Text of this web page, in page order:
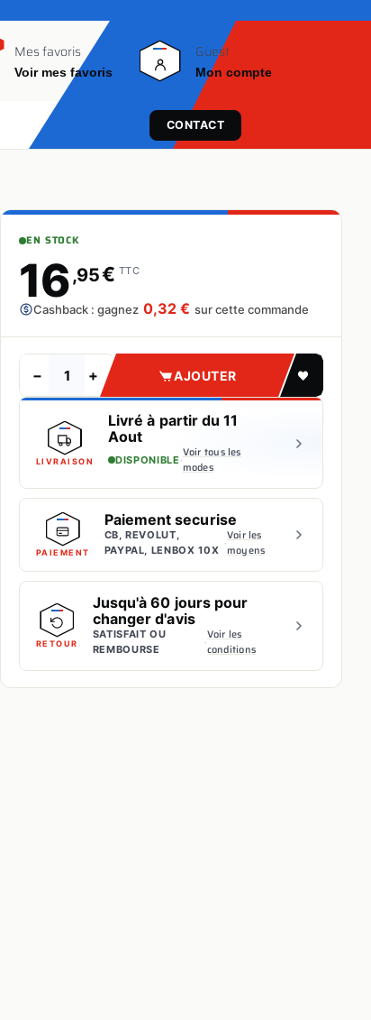
Mes favoris
Voir mes favoris
Guest
Mon compte
CONTACT
EN STOCK
16,95€ TTC
Cashback : gagnez 0,32 € sur cette commande
− + AJOUTER
LIVRAISON
Livré à partir du 11
Aout
DISPONIBLE ·Voir tous les
modes
PAIEMENT
Paiement securise
CB, REVOLUT,
PAYPAL, LENBOX 10X ·Voir les
moyens
RETOUR
Jusqu'à 60 jours pour
changer d'avis
SATISFAIT OU
REMBOURSE
·Voir les
conditions